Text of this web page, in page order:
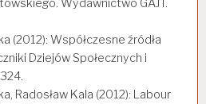
Wydawnictwo GAJT.
(2012): Współczesne źródła
Dziejów Społecznych i
Radosław Kala (2012): Labour